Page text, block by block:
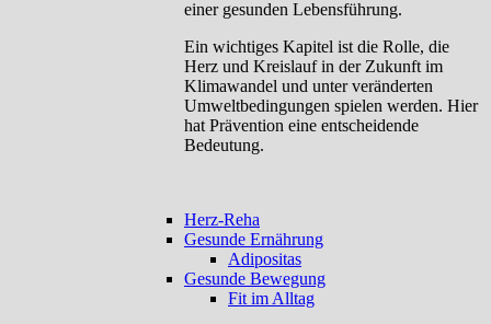
einer gesunden Lebensführung.
Ein wichtiges Kapitel ist die Rolle, die
Herz und Kreislauf in der Zukunft im
Klimawandel und unter veränderten
Umweltbedingungen spielen werden. Hier
hat Prävention eine entscheidende
Bedeutung.
Herz-Reha
Gesunde Ernährung
Adipositas
Gesunde Bewegung
Fit im Alltag